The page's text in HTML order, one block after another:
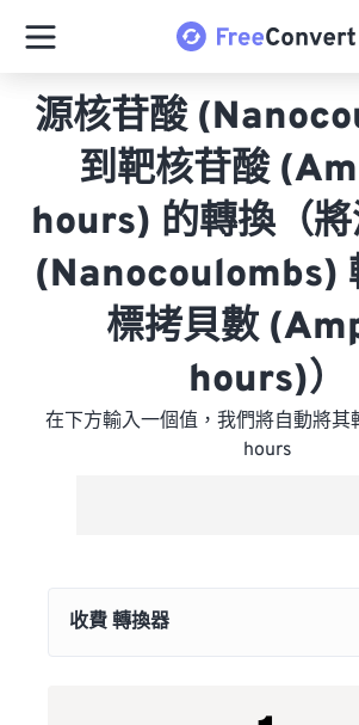
源核苷酸
到靶核苷酸
hours) 的轉換（
(Nanocoulombs)
標拷貝數
hours)）
在下方輸入一個值，我們將自動將其
hours